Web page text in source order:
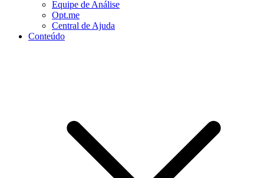
Equipe de Análise
Opt.me
Central de Ajuda
Conteúdo